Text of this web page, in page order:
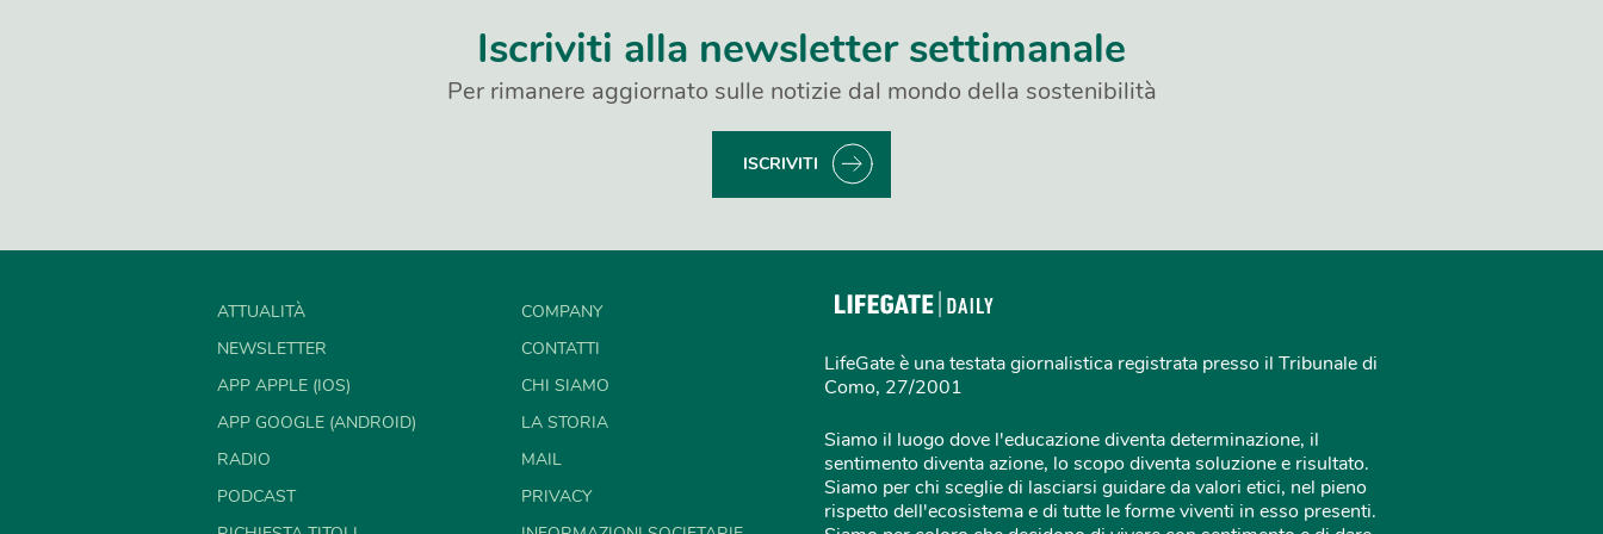
Iscriviti alla newsletter settimanale
Per rimanere aggiornato sulle notizie dal mondo della sostenibilità
ISCRIVITI
ATTUALITÀ
NEWSLETTER
APP APPLE (IOS)
APP GOOGLE (ANDROID)
RADIO
PODCAST
COMPANY
CONTATTI
CHI SIAMO
LA STORIA
MAIL
PRIVACY
LifeGate è una testata giornalistica registrata presso il Tribunale di
Como, 27/2001
Siamo il luogo dove l'educazione diventa determinazione, il
sentimento diventa azione, lo scopo diventa soluzione e risultato.
Siamo per chi sceglie di lasciarsi guidare da valori etici, nel pieno
rispetto dell'ecosistema e di tutte le forme viventi in esso presenti.